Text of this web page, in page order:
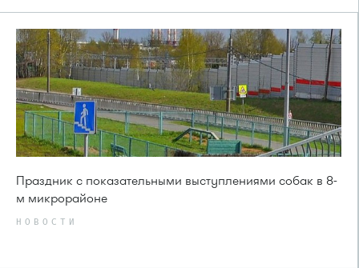
Праздник с показательными выступлениями собак в 8-
м микрорайоне
НОВОСТИ